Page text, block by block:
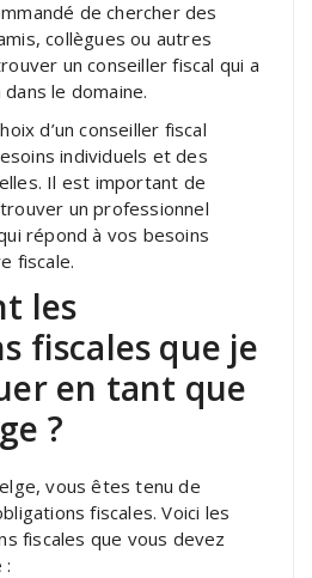
de chercher des
collègues ou autres
un conseiller fiscal qui a
le domaine.
d’un conseiller fiscal
individuels et des
Il est important de
un professionnel
répond à vos besoins
fiscale.
les
fiscales que je
en tant que
?
vous êtes tenu de
fiscales. Voici les
fiscales que vous devez
: